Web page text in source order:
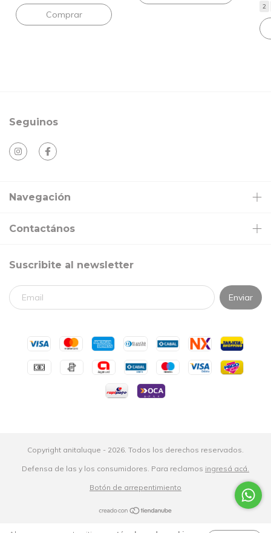
Comprar
2
Seguinos
Navegación
Contactános
Suscribite al newsletter
Copyright anitaluque - 2026. Todos los derechos reservados.
Defensa de las y los consumidores. Para reclamos ingresá acá.
Botón de arrepentimiento